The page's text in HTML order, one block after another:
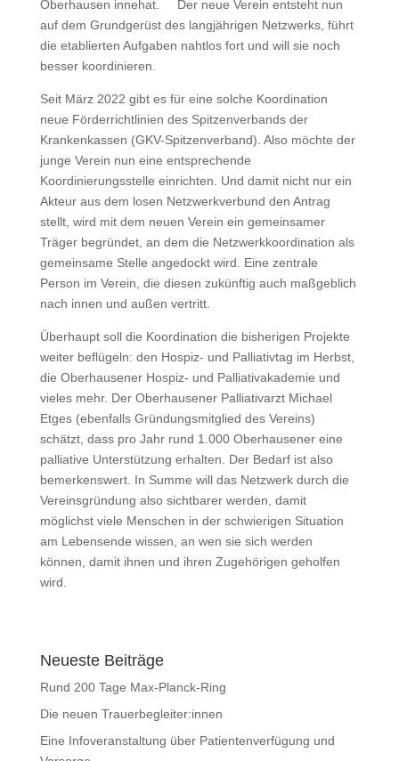
Oberhausen innehat. Der neue Verein entsteht nun
auf dem Grundgerüst des langjährigen Netzwerks, führt
die etablierten Aufgaben nahtlos fort und will sie noch
besser koordinieren.
Seit März 2022 gibt es für eine solche Koordination
neue Förderrichtlinien des Spitzenverbands der
Krankenkassen (GKV-Spitzenverband). Also möchte der
junge Verein nun eine entsprechende
Koordinierungsstelle einrichten. Und damit nicht nur ein
Akteur aus dem losen Netzwerkverbund den Antrag
stellt, wird mit dem neuen Verein ein gemeinsamer
Träger begründet, an dem die Netzwerkkoordination als
gemeinsame Stelle angedockt wird. Eine zentrale
Person im Verein, die diesen zukünftig auch maßgeblich
nach innen und außen vertritt.
Überhaupt soll die Koordination die bisherigen Projekte
weiter beflügeln: den Hospiz- und Palliativtag im Herbst,
die Oberhausener Hospiz- und Palliativakademie und
vieles mehr. Der Oberhausener Palliativarzt Michael
Etges (ebenfalls Gründungsmitglied des Vereins)
schätzt, dass pro Jahr rund 1.000 Oberhausener eine
palliative Unterstützung erhalten. Der Bedarf ist also
bemerkenswert. In Summe will das Netzwerk durch die
Vereinsgründung also sichtbarer werden, damit
möglichst viele Menschen in der schwierigen Situation
am Lebensende wissen, an wen sie sich werden
können, damit ihnen und ihren Zugehörigen geholfen
wird.
Neueste Beiträge
Rund 200 Tage Max-Planck-Ring
Die neuen Trauerbegleiter:innen
Eine Infoveranstaltung über Patientenverfügung und